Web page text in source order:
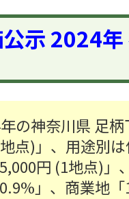
示 2024
の神奈川県 足
点)」、用途別
円 (1地点)
」、商業地